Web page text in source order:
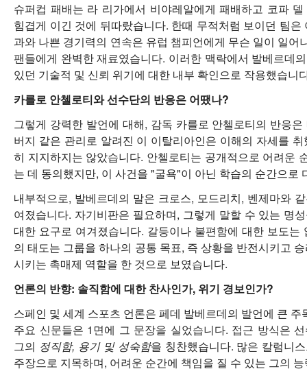
슈퍼컵 패배는 라 리가에서 비야레알에게 패배하고 코파
힘겹게 이긴 것에 뒤따랐습니다. 한때 무적처럼 보이던 팀
과와 나쁜 경기력의 연속은 유럽 챔피언에게 무슨 일이 일
팬들에게 완벽한 재료였습니다. 이러한 맥락에서 발베르데
있던 기술적 및 신뢰 위기에 대한 내부 확인으로 작용했습니
카를로 안첼로티와 선수단의 반응은 어땠나?
그렇게 강력한 발언에 대해, 감독 카를로 안첼로티의 반응
버지 같은 관리로 알려진 이 이탈리아인은 이해의 자세를
히 지지하지는 않았습니다. 안첼로티는 공개적으로 어려운
는 데 동의했지만, 이 사건을 "굴욕"이 아닌 학습의 순간으로
내부적으로, 발베르데의 말은 크로스, 모드리치, 벤제마와
여졌습니다. 자기비판은 필요하며, 그렇게 말할 수 있는 명
대한 요구로 여겨졌습니다. 갈등이나 불편함에 대한 보도는
의 태도는 그룹을 하나의 공통 목표, 즉 상황을 반전시키고
시키는 촉매제 역할을 한 것으로 보였습니다.
언론의 반향: 솔직함에 대한 찬사인가, 위기 경보인가?
스페인 및 세계 스포츠 언론은 페데 발베르데의 발언에 큰
주요 신문들은 1면에 그 문장을 실었습니다. 접근 방식은
그의 정직함, 용기 및 성숙함을 칭찬했습니다. 많은 칼럼니
주장으로 지목하며, 어려운 순간에 책임을 질 수 있는 그의